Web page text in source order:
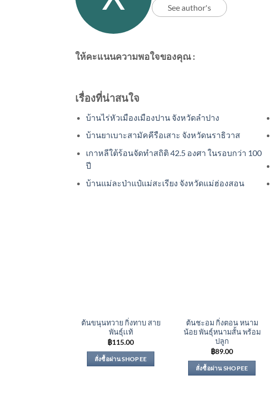
See author's
ให้คะแนนความพอใจของคุณ :
เรื่องที่น่าสนใจ
บ้านไร่หัวเมืองเมืองปาน จังหวัดลำปาง
บ้านยาเบาะสามัคคีรือเสาะ จังหวัดนราธิวาส
เกาหลีใต้ร้อนจัดทำสถิติ 42.5 องศา ในรอบกว่า 100
ปี
บ้านแม่ละป่าแป๋แม่สะเรียง จังหวัดแม่ฮ่องสอน
ต้นขนุนทวาย กิ่งทาบ สาย
พันธุ์เเท้
฿115.00
สั่งซื้อผ่าน SHOPEE
ต้นชะอม กิ่งตอน หนาม
น้อย พันธุ์หนามสั้น พร้อม
ปลูก
฿89.00
สั่งซื้อผ่าน SHOPEE